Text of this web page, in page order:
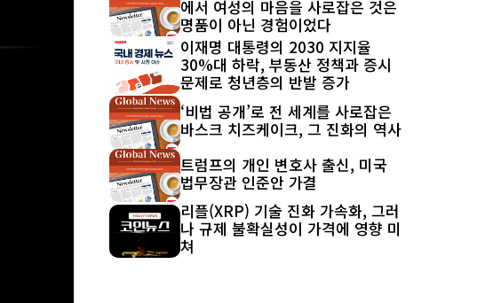
에서 여성의 마음을 사로잡은 것은
명품이 아닌 경험이었다
이재명 대통령의 2030 지지율
30%대 하락, 부동산 정책과 증시
문제로 청년층의 반발 증가
‘비법 공개’로 전 세계를 사로잡은
바스크 치즈케이크, 그 진화의 역사
트럼프의 개인 변호사 출신, 미국
법무장관 인준안 가결
리플(XRP) 기술 진화 가속화, 그러
나 규제 불확실성이 가격에 영향 미
쳐